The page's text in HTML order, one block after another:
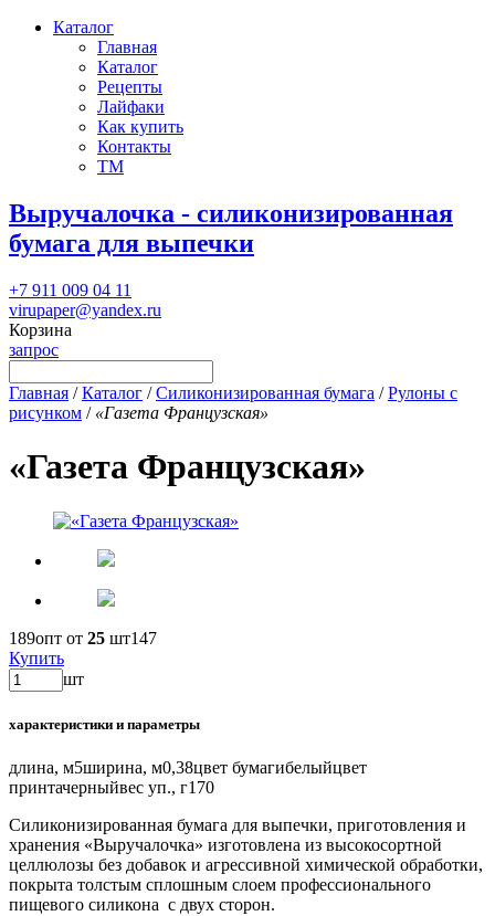
Каталог
Главная
Каталог
Рецепты
Лайфаки
Как купить
Контакты
ТМ
Выручалочка - силиконизированная
бумага для выпечки
+7 911 009 04 11
virupaper@yandex.ru
Корзина
запрос
Главная /Каталог /Силиконизированная бумага /Рулоны с
рисунком / «Газета Французская»
«Газета Французская»
189опт от 25 шт147
Купить
шт
характеристики и параметры
длина, м5ширина, м0,38цвет бумагибелыйцвет
принтачерныйвес уп., г170
Силиконизированная бумага для выпечки, приготовления и
хранения «Выручалочка» изготовлена из высокосортной
целлюлозы без добавок и агрессивной химической обработки,
покрыта толстым сплошным слоем профессионального
пищевого силикона с двух сторон.